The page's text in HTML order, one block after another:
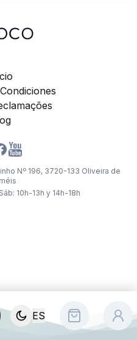
ES
Nº 196, 3720-133 Oliveira de
10h-13h y 14h-18h